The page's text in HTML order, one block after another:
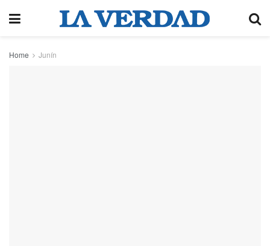
Home Junín